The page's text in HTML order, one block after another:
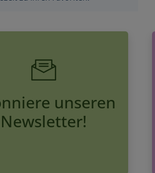
unseren
Newsletter!